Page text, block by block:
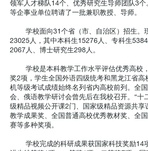
领军人才梯队14个、优秀研究生导师团队3
等企事业单位聘请了一批兼职教授、导师。
学校面向31个省（市、自治区）招生。
23025人，其中本科生15276人、专科生
2067人、博士研究生298人。
学校是本科教学工作水平评估优秀高校
奖2项，学生全国外语四级统考和黑龙江省高
机等级考试成绩始终名列省内高校前列。全
会、俄语教学研讨会曾先后在我校召开。“十
级精品视频公开课2门、国家级精品资源共享
教学成果奖、全国普通高校优秀教材奖、全
赛等多种奖项。
学校完成的科研成果获国家科技奖励14